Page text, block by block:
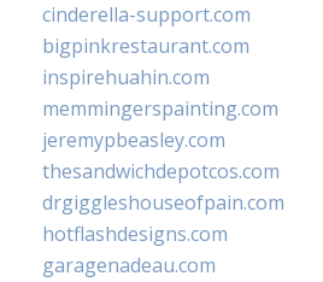
cinderella-support.com
bigpinkrestaurant.com
inspirehuahin.com
memmingerspainting.com
jeremypbeasley.com
thesandwichdepotcos.com
drgiggleshouseofpain.com
hotflashdesigns.com
garagenadeau.com